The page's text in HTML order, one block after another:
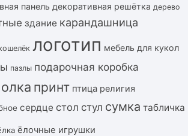
панель декоративная решётка дерево
здание карандашница
логотип мебель для кукол
пазлы подарочная коробка
принт птица религия
сердце стол стул сумка табличка
ёлочные игрушки